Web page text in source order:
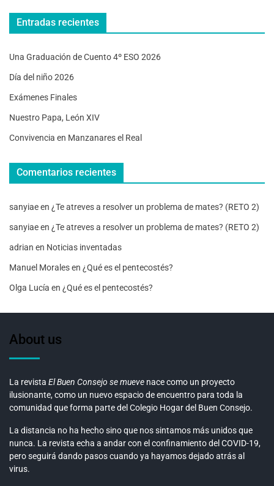
Entradas recientes
Una Graduación de Cuento 4º ESO 2026
Día del niño 2026
Exámenes Finales
Nuestro Papa, León XIV
Convivencia en Manzanares el Real
Comentarios recientes
sanyiaeen ¿Te atreves a resolver un problema de mates? (RETO 2)
sanyiaeen ¿Te atreves a resolver un problema de mates? (RETO 2)
adrian en Noticias inventadas
Manuel Moralesen ¿Qué es el pentecostés?
Olga Lucía en ¿Qué es el pentecostés?
About us
La revista El Buen Consejo se mueve nace como un proyecto
ilusionante, como un nuevo espacio de encuentro para toda la
comunidad que forma parte del Colegio Hogar del Buen Consejo.
La distancia no ha hecho sino que nos sintamos más unidos que
nunca. La revista echa a andar con el confinamiento del COVID-19,
pero seguirá dando pasos cuando ya hayamos dejado atrás al
virus.